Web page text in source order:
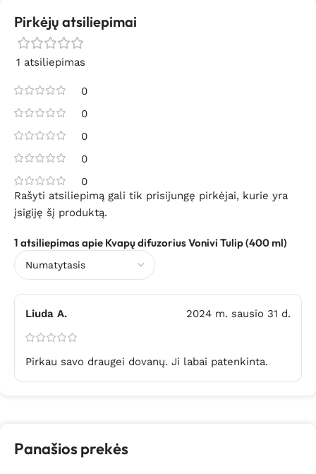
Pirkėjų atsiliepimai
1 atsiliepimas
0
0
0
0
0
1 atsiliepimas apie Kvapų difuzorius Vonivi Tulip (400 ml)
Liuda A. 2024 m. sausio 31 d.
Pirkau savo draugei dovanų. Ji labai patenkinta.
Rašyti atsiliepimą gali tik prisijungę pirkėjai, kurie yra
įsigiję šį produktą.
Panašios prekės